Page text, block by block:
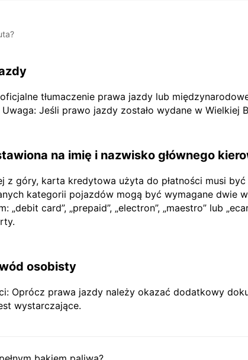
tłumaczenie prawa jazdy lub
Jeśli prawo jazdy zostało wydane w Wielkiej
na imię i nazwisko głównego
z góry, karta kredytowa użyta do płatności musi
kategorii pojazdów mogą być wymagane dwie
card”, „prepaid”, „electron”, „maestro” lub
osobisty
Oprócz prawa jazdy należy okazać dodatkowy
wystarczające.